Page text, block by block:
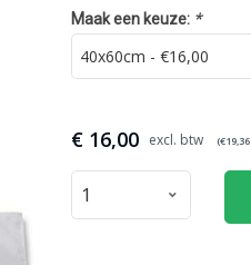
Maak een keuze: *
€ 16,00 (€19,36